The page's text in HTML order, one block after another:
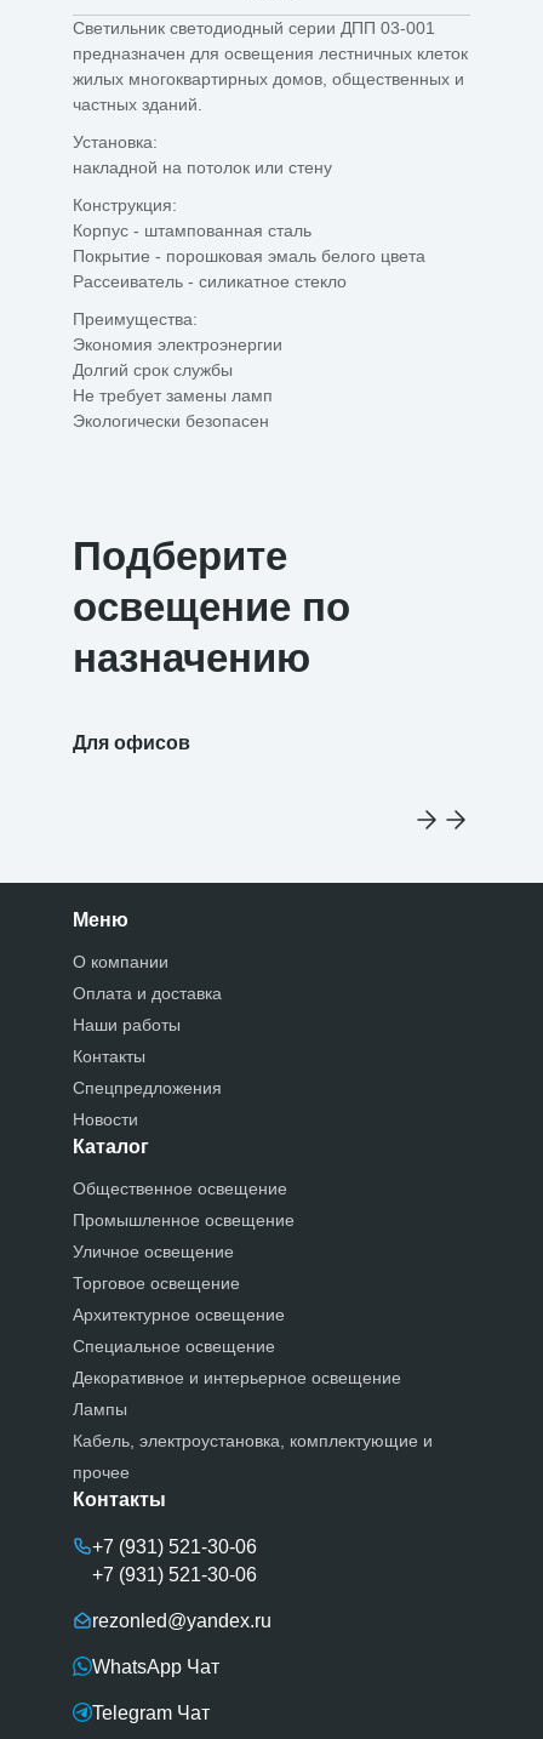
Светильник светодиодный серии ДПП 03-001
предназначен для освещения лестничных клеток
жилых многоквартирных домов, общественных и
частных зданий.
Установка:
накладной на потолок или стену
Конструкция:
Корпус - штампованная сталь
Покрытие - порошковая эмаль белого цвета
Рассеиватель - силикатное стекло
Преимущества:
Экономия электроэнергии
Долгий срок службы
Не требует замены ламп
Экологически безопасен
Подберите
освещение по
назначению
Для офисов
Меню
О компании
Оплата и доставка
Наши работы
Контакты
Спецпредложения
Новости
Каталог
Общественное освещение
Промышленное освещение
Уличное освещение
Торговое освещение
Архитектурное освещение
Специальное освещение
Декоративное и интерьерное освещение
Лампы
Кабель, электроустановка, комплектующие и
прочее
Контакты
+7 (931) 521-30-06
+7 (931) 521-30-06
rezonled@yandex.ru
WhatsApp Чат
Telegram Чат